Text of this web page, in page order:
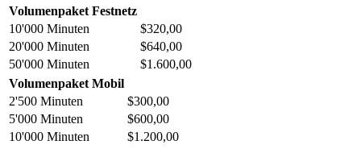
Volumenpaket Festnetz
10'000 Minuten
$320,00
20'000 Minuten
$640,00
50'000 Minuten
$1.600,00
Volumenpaket Mobil
2'500 Minuten
$300,00
5'000 Minuten
$600,00
10'000 Minuten
$1.200,00